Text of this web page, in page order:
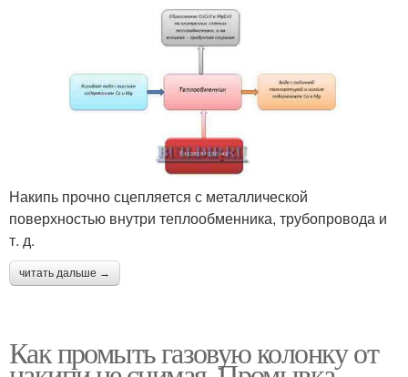
Накипь прочно сцепляется с металлической
поверхностью внутри теплообменника, трубопровода и
т. д.
читать дальше →
Как промыть газовую колонку от